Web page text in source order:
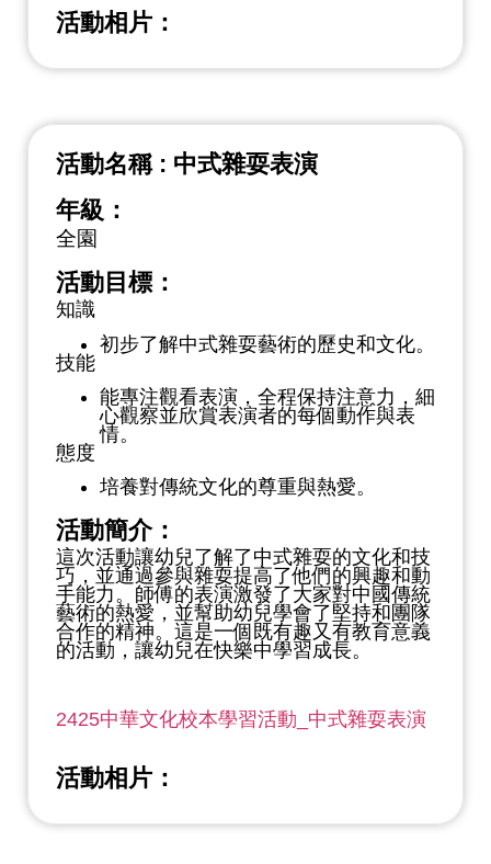
活動相片：
活動名稱 : 中式雜耍表演
年級：
全園
活動目標：
知識
初步了解中式雜耍藝術的歷史和文化。
技能
能專注觀看表演，全程保持注意力，細
心觀察並欣賞表演者的每個動作與表
情。
態度
培養對傳統文化的尊重與熱愛。
活動簡介：
這次活動讓幼兒了解了中式雜耍的文化和技
巧，並通過參與雜耍提高了他們的興趣和動
手能力。師傅的表演激發了大家對中國傳統
藝術的熱愛，並幫助幼兒學會了堅持和團隊
合作的精神。這是一個既有趣又有教育意義
的活動，讓幼兒在快樂中學習成長。
2425中華文化校本學習活動_中式雜耍表演
活動相片：